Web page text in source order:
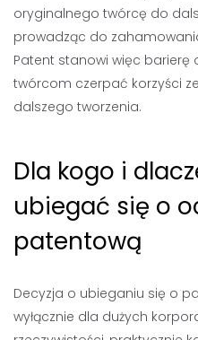
oryginalnego twórcę do
prowadząc do
Patent stanowi więc barierę
twórcom czerpać korzyści
dalszego tworzenia.
Dla kogo i
ubiegać się o
patentową
Decyzja o ubieganiu się o
wyłącznie dla dużych